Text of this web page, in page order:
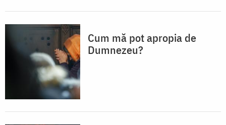
Cum mă pot apropia de
Dumnezeu?